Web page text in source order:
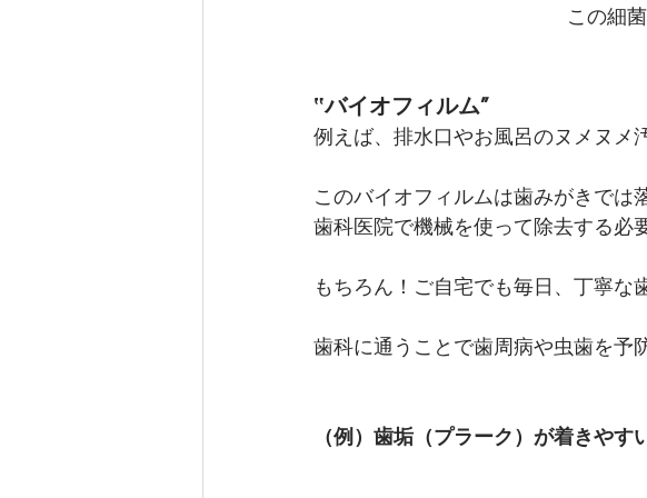
この細
‟バイオフィルム”
例えば、排水口やお風呂のヌメヌメ
このバイオフィルムは歯みがきでは
歯科医院で機械を使って除去する必
もちろん！ご自宅でも毎日、丁寧な
歯科に通うことで歯周病や虫歯を予
（例）歯垢（プラーク）が着きやす